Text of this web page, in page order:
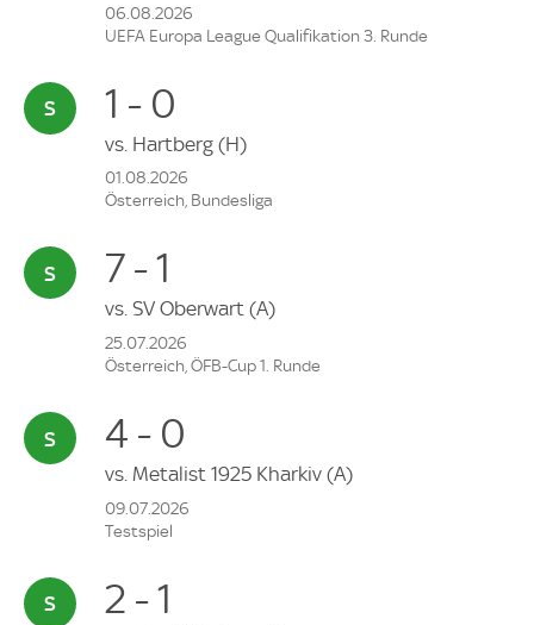
06.08.2026
UEFA Europa League Qualifikation 3. Runde
1 - 0
vs. Hartberg (H)
01.08.2026
Österreich, Bundesliga
7 - 1
vs. SV Oberwart (A)
25.07.2026
Österreich, ÖFB-Cup 1. Runde
4 - 0
vs. Metalist 1925 Kharkiv (A)
09.07.2026
Testspiel
2 - 1